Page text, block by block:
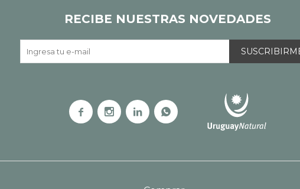
RECIBE NUESTRAS NOVEDADES
   